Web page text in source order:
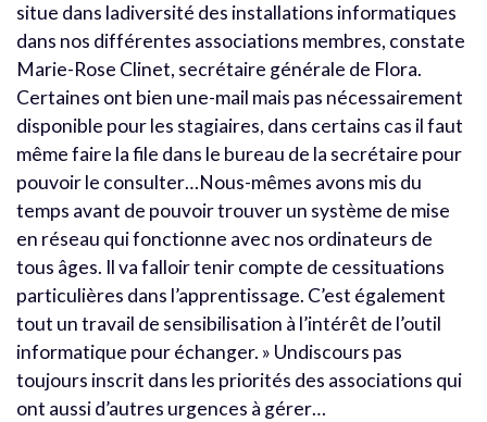
situe dans ladiversité des installations informatiques
dans nos différentes associations membres, constate
Marie-Rose Clinet, secrétaire générale de Flora.
Certaines ont bien une-mail mais pas nécessairement
disponible pour les stagiaires, dans certains cas il faut
même faire la file dans le bureau de la secrétaire pour
pouvoir le consulter…Nous-mêmes avons mis du
temps avant de pouvoir trouver un système de mise
en réseau qui fonctionne avec nos ordinateurs de
tous âges. Il va falloir tenir compte de cessituations
particulières dans l’apprentissage. C’est également
tout un travail de sensibilisation à l’intérêt de l’outil
informatique pour échanger. » Undiscours pas
toujours inscrit dans les priorités des associations qui
ont aussi d’autres urgences à gérer…